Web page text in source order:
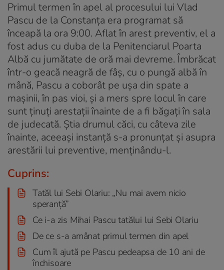
Primul termen în apel al procesului lui Vlad
Pascu de la Constanţa era programat să
înceapă la ora 9:00. Aflat în arest preventiv, el a
fost adus cu duba de la Penitenciarul Poarta
Albă cu jumătate de oră mai devreme. Îmbrăcat
într-o geacă neagră de fâş, cu o pungă albă în
mână, Pascu a coborât pe uşa din spate a
maşinii, în pas vioi, şi a mers spre locul în care
sunt ţinuţi arestaţii înainte de a fi băgaţi în sala
de judecată. Ştia drumul căci, cu câteva zile
înainte, aceeaşi instanţă s-a pronunţat şi asupra
arestării lui preventive, menţinându-l.
Cuprins:
Tatăl lui Sebi Olariu: „Nu mai avem nicio
speranţă”
Ce i-a zis Mihai Pascu tatălui lui Sebi Olariu
De ce s-a amânat primul termen din apel
Cum îl ajută pe Pascu pedeapsa de 10 ani de
închisoare